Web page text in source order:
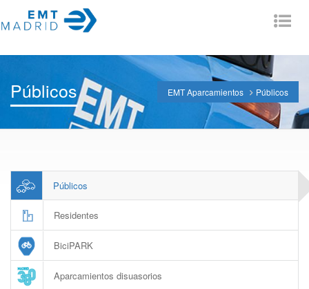
Públicos EMT Aparcamientos Públicos
Públicos
Residentes
BiciPARK
Aparcamientos disuasorios